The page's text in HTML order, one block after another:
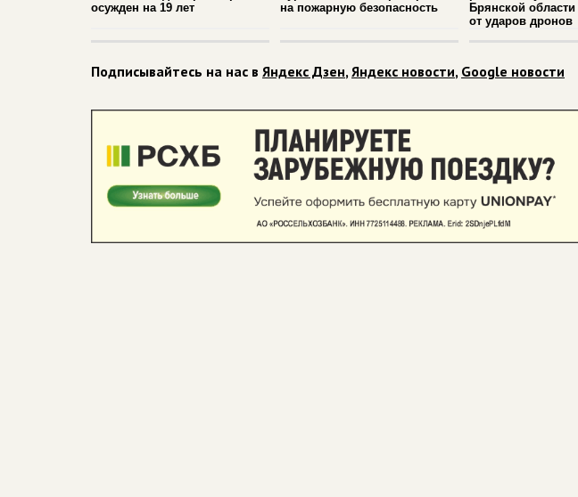
осужден на 19 лет
на пожарную безопасность
Брянской
от ударов дронов
Подписывайтесь на нас в Яндекс Дзен,Яндекс новости, Google новости